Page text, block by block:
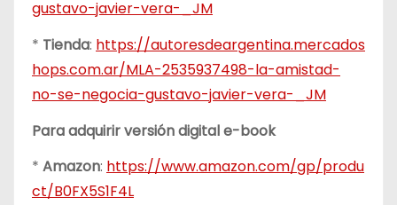
gustavo-javier-vera-_JM
* Tienda: https://autoresdeargentina.mercados
hops.com.ar/MLA-2535937498-la-amistad-
no-se-negocia-gustavo-javier-vera-_JM
Para adquirir versión digital e-book
* Amazon: https://www.amazon.com/gp/produ
ct/B0FX5S1F4L